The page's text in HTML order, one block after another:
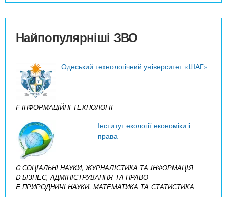
Найпопулярніші ЗВО
Одеський технологічний університет «ШАГ»
F ІНФОРМАЦІЙНІ ТЕХНОЛОГІЇ
Інститут екології економіки і
права
C СОЦІАЛЬНІ НАУКИ, ЖУРНАЛІСТИКА ТА ІНФОРМАЦІЯ
D БІЗНЕС, АДМІНІСТРУВАННЯ ТА ПРАВО
E ПРИРОДНИЧІ НАУКИ, МАТЕМАТИКА ТА СТАТИСТИКА